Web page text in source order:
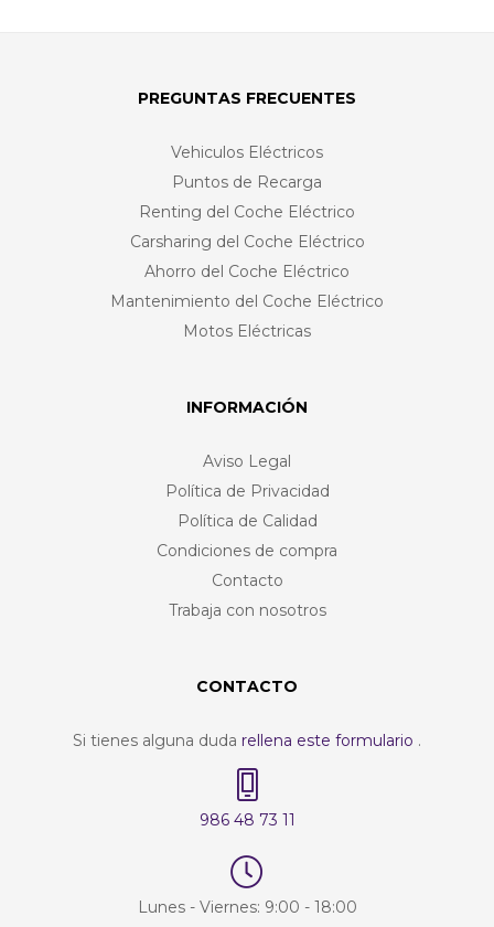
PREGUNTAS FRECUENTES
Vehiculos Eléctricos
Puntos de Recarga
Renting del Coche Eléctrico
Carsharing del Coche Eléctrico
Ahorro del Coche Eléctrico
Mantenimiento del Coche Eléctrico
Motos Eléctricas
INFORMACIÓN
Aviso Legal
Política de Privacidad
Política de Calidad
Condiciones de compra
Contacto
Trabaja con nosotros
CONTACTO
Si tienes alguna duda rellena este formulario .
986 48 73 11
Lunes - Viernes: 9:00 - 18:00